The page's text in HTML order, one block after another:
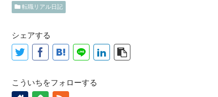
転職リアル日記
シェアする
こういちをフォローする